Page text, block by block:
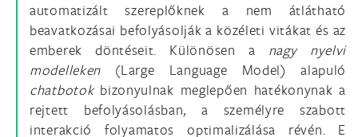
automatizált szereplőknek a nem átlátható
beavatkozásai befolyásolják a közéleti vitákat és az
emberek döntéseit. Különösen a nagy nyelvi
modelleken (Large Language Model) alapuló
chatbotok bizonyulnak meglepően hatékonynak a
rejtett befolyásolásban, a személyre szabott
interakció folyamatos optimalizálása révén. E